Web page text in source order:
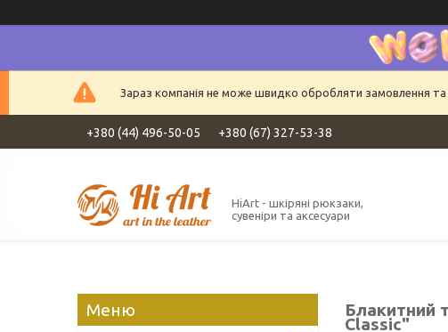
Зараз компанія не може швидко обробляти замовлення та
+380 (44) 496-50-05 +380 (67) 327-53-38
HiArt - шкіряні рюкзаки,
сувеніри та аксесуари
Блакитний
Classic"